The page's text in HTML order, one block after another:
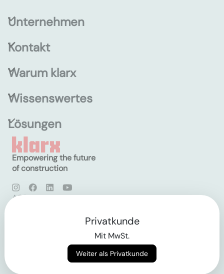
Unternehmen
Kontakt
Warum klarx
Wissenswertes
Lösungen
Empowering the future
of construction
AGB
Privatkunde
Mit MwSt.
Weiter als Privatkunde